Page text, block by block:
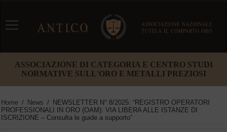
ASSOCIAZIONE DI CATEGORIA E CENTRO STUDI
NORMATIVE SULL'ORO E METALLI PREZIOSI
Home / News / NEWSLETTER N° 8/2025: “REGISTRO OPERATORI
PROFESSIONALI IN ORO (OAM): VIA LIBERA ALLE ISTANZE DI
ISCRIZIONE – Consulta le guide a supporto”